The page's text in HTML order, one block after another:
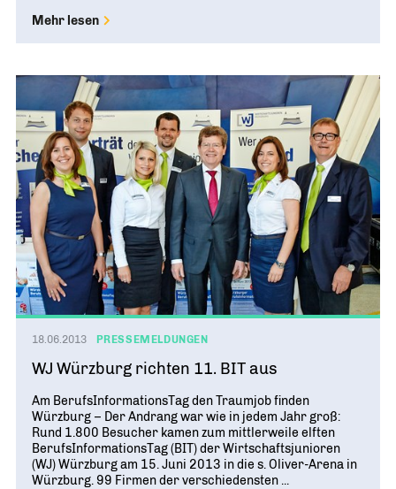
Mehr lesen
18.06.2013 PRESSEMELDUNGEN
WJ Würzburg richten 11. BIT aus
Am BerufsInformationsTag den Traumjob finden
Würzburg – Der Andrang war wie in jedem Jahr groß:
Rund 1.800 Besucher kamen zum mittlerweile elften
BerufsInformationsTag (BIT) der Wirtschaftsjunioren
(WJ) Würzburg am 15. Juni 2013 in die s. Oliver-Arena in
Würzburg. 99 Firmen der verschiedensten ...